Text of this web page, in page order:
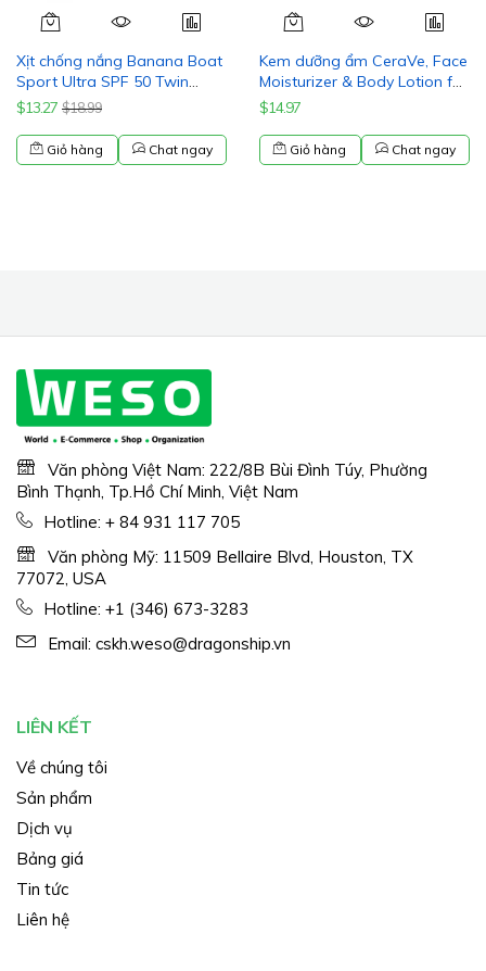
Xịt chống nắng Banana Boat
Sport Ultra SPF 50 Twin
Pack | Banana Boat
Spray On Sunscreen, Water
Resistant Sunscreen,
$13.27 $18.99
Giỏ hàng Chat ngay
Kem dưỡng ẩm CeraVe, Face
Moisturizer & Body Lotion for
Normal to Very Dry Skin, 16
$14.97
Giỏ hàng Chat ngay
Văn phòng Việt Nam: 222/8B Bùi Đình Túy, Phường
Bình Thạnh, Tp.Hồ Chí Minh, Việt Nam
Hotline: + 84 931 117 705
Văn phòng Mỹ: 11509 Bellaire Blvd, Houston, TX
77072, USA
Hotline: +1 (346) 673-3283
Email: cskh.weso@dragonship.vn
LIÊN KẾT
Về chúng tôi
Sản phẩm
Dịch vụ
Bảng giá
Tin tức
Liên hệ